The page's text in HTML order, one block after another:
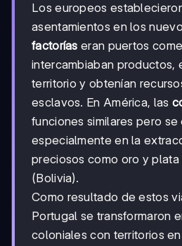
Los europeos
asentamientos en los
factorías eran puertos
intercambiaban productos,
territorio y obtenían
esclavos. En América, las
funciones similares pero se
especialmente en la
preciosos como oro y
(Bolivia).
Como resultado de estos
Portugal se transformaron
coloniales con territorios